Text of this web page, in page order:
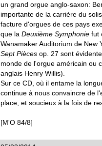
un grand orgue anglo-saxon:
importante de la carrière du
facture d'orgues de ces pays
que la Deuxième Symphonie fut
Wanamaker Auditorium de New
Sept Pièces op. 27 sont
monde de l'orgue américain ou
anglais Henry Willis).
Sur ce CD, où il entame la
continue à nous convaincre de
place, et soucieux à la fois de
[M'O 84/8]